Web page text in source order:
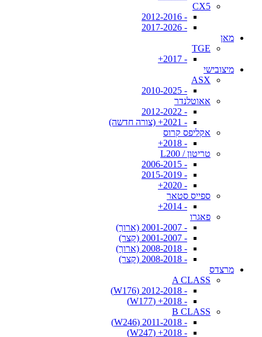
CX5
- 2012-2016
- 2017-2026
מאן
TGE
- 2017+
מיצובישי
ASX
- 2010-2025
אאוטלנדר
- 2012-2022
- 2021+ (צורה חדשה)
אקליפס קרוס
- 2018+
טריטון / L200
- 2006-2015
- 2015-2019
- 2020+
ספייס סטאר
- 2014+
פאגרו
- 2001-2007 (ארוך)
- 2001-2007 (קצר)
- 2008-2018 (ארוך)
- 2008-2018 (קצר)
מרצדס
A CLASS
- 2012-2018 (W176)
- 2018+ (W177)
B CLASS
- 2011-2018 (W246)
- 2018+ (W247)